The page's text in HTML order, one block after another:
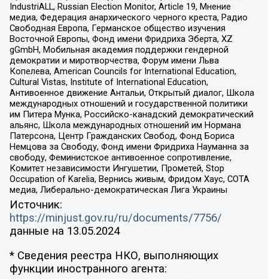
IndustriALL, Russian Election Monitor, Article 19, Мнение
медиа, Федерация анархического черного креста, Радио
Свободная Европа, Германское общество изучения
Восточной Европы, Фонд имени Фридриха Эберта, XZ
gGmbH, Мобильная академия поддержки гендерной
демократии и миротворчества, Форум имени Льва
Копелева, American Councils for International Education,
Cultural Vistas, Institute of International Education,
Антивоенное движение Антальи, Открытый диалог, Школа
международных отношений и государственной политики
им Питера Мунка, Российско-канадский демократический
альянс, Школа международных отношений им Нормана
Патерсона, Центр Гражданских Свобод, Фонд Бориса
Немцова за Свободу, Фонд имени Фридриха Науманна за
свободу, Феминистское антивоенное сопротивление,
Комитет независимости Ингушетии, Прометей, Stop
Occupation of Karelia, Вернись живым, Фридом Хаус, СОТА
медиа, Либерально-демократическая Лига Украины
Источник:
https://minjust.gov.ru/ru/documents/7756/
данные на 13.05.2024
* Сведения реестра НКО, выполняющих
функции иностранного агента: